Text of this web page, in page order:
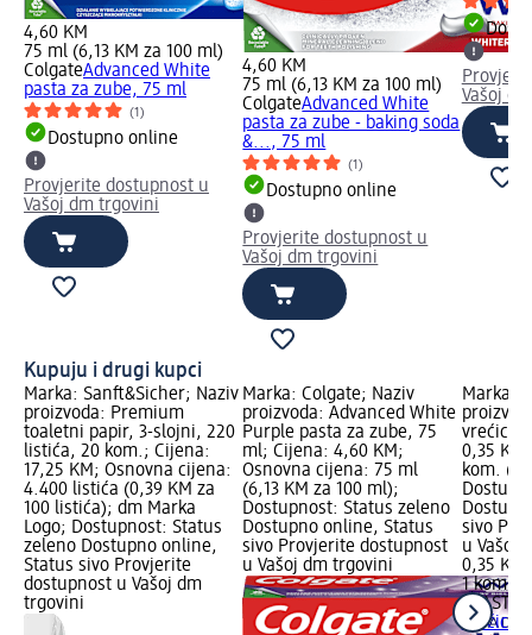
4,60 KM
75 ml (6,13 KM za 100 ml)
ColgateAdvanced White
pasta za zube, 75 ml
(1)
Dostupno online
Provjerite dostupnost u
Vašoj dm trgovini
4,60 KM
75 ml (6,13 KM za 100 ml)
ColgateAdvanced White
pasta za zube - baking soda
&..., 75 ml
(1)
Dostupno online
Provjerite dostupnost u
Vašoj dm trgovini
Vašoj
Kupuju i drugi kupci
Marka: Sanft&Sicher; Naziv
proizvoda: Premium
toaletni papir, 3-slojni, 220
listića, 20 kom.; Cijena:
17,25 KM; Osnovna cijena:
4.400 listića (0,39 KM za
100 listića); dm Marka
Logo; Dostupnost: Status
zeleno Dostupno online,
Status sivo Provjerite
dostupnost u Vašoj dm
trgovini
Marka: Colgate; Naziv
proizvoda: Advanced White
Purple pasta za zube, 75
ml; Cijena: 4,60 KM;
Osnovna cijena: 75 ml
(6,13 KM za 100 ml);
Dostupnost: Status zeleno
Dostupno online, Status
sivo Provjerite dostupnost
u Vašoj dm trgovini
Marka:
vrećica,
0,35
kom.
sivo
u Vašoj
0,35 KM
1 kom.
PLASTEX
vrećica,